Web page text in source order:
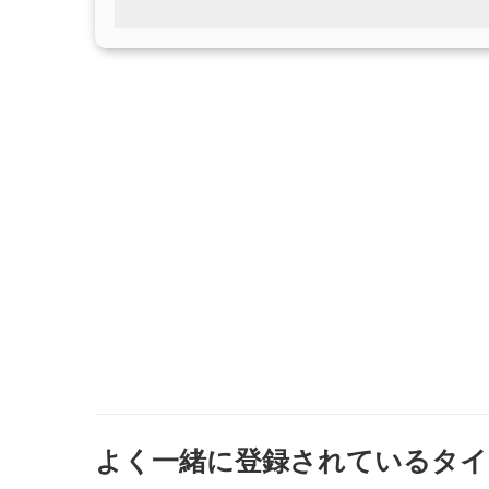
よく一緒に登録されているタ